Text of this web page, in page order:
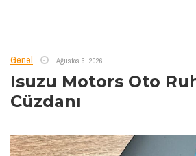
Genel Ağustos 6, 2026
Isuzu Motors Oto
Cüzdanı